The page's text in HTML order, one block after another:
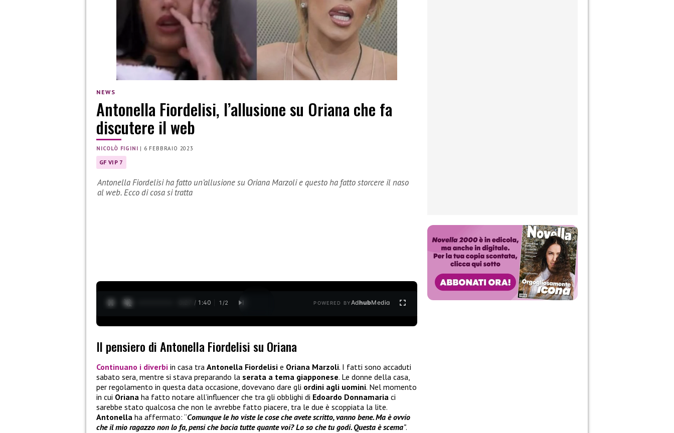
NEWS
Antonella Fiordelisi, l’allusione su Oriana che fa
discutere il web
NICOLÒ FIGINI | 6 FEBBRAIO 2023
GF VIP 7
Antonella Fiordelisi ha fatto un’allusione su Oriana Marzoli e questo ha fatto storcere il naso
al web. Ecco di cosa si tratta
0:28 / 1:40 1 /2 POWERED BYAdhubMedia
Il pensiero di Antonella Fiordelisi su Oriana
Continuano i diverbi in casa tra Antonella Fiordelisi e Oriana Marzoli. I fatti sono accaduti
sabato sera, mentre si stava preparando la serata a tema giapponese. Le donne della casa,
per regolamento in questa data occasione, dovevano dare gli ordini agli uomini. Nel momento
in cui Oriana ha fatto notare all’influencer che tra gli obblighi di Edoardo Donnamaria ci
sarebbe stato qualcosa che non le avrebbe fatto piacere, tra le due è scoppiata la lite.
Antonella ha affermato: “Comunque le ho viste le cose che avete scritto, vanno bene. Ma è ovvio
che il mio ragazzo non lo fa, pensi che bacia tutte quante voi? Lo so che tu godi. Questa è scema”.